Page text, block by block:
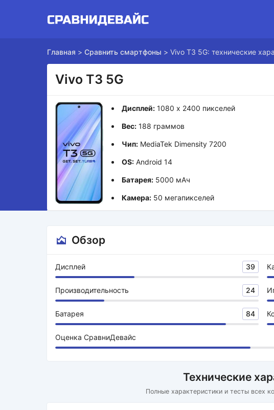
Главная > Сравнить смартфоны > Vivo T3 5G: технические
Vivo T3 5G
Дисплей:1080 x 2400 пикселей
Вес:188 граммов
Чип:MediaTek Dimensity 7200
OS:Android 14
Батарея:5000 мАч
Камера:50 мегапикселей
Обзор
Дисплей 39
Производительность 24
Батарея 84
Оценка СравниДевайс
Технические
Полные характеристики и тесты всех